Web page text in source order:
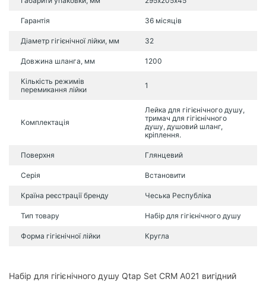
Гарантія 36 місяців
Діаметр гігієнічної лійки, мм 32
Довжина шланга, мм 1200
Кількість режимів
перемикання лійки
1
Комплектація
Лейка для гігієнічного душу,
тримач для гігієнічного
душу, душовий шланг,
кріплення.
Поверхня Глянцевий
Серія Встановити
Країна реєстрації бренду Чеська Республіка
Тип товару Набір для гігієнічного душу
Форма гігієнічної лійки Кругла
Набір для гігієнічного душу Qtap Set CRM A021 вигідний